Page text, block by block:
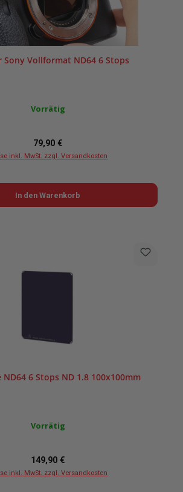
Sony Vollformat ND64 6 Stops
Vorrätig
Regulärer Preis:
79,90 €
inkl. MwSt. zzgl. Versandkosten
In den Warenkorb
ND64 6 Stops ND 1.8 100x100mm
Vorrätig
Regulärer Preis:
149,90 €
inkl. MwSt. zzgl. Versandkosten